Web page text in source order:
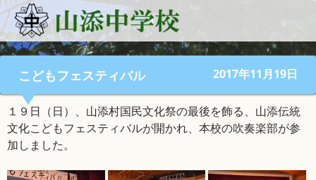
こどもフェスティバル 2017年11月19日
１９日（日）、山添村国民文化祭の最後を飾る、山添伝統
文化こどもフェスティバルが開かれ、本校の吹奏楽部が参
加しました。